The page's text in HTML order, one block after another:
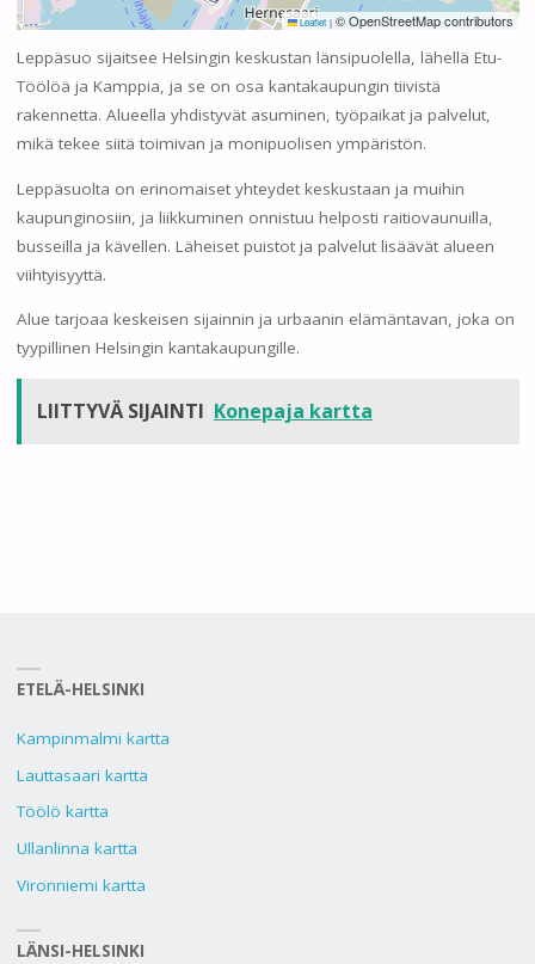
Leaflet |© OpenStreetMap contributors
Leppäsuo sijaitsee Helsingin keskustan länsipuolella, lähellä Etu-
Töölöä ja Kamppia, ja se on osa kantakaupungin tiivistä
rakennetta. Alueella yhdistyvät asuminen, työpaikat ja palvelut,
mikä tekee siitä toimivan ja monipuolisen ympäristön.
Leppäsuolta on erinomaiset yhteydet keskustaan ja muihin
kaupunginosiin, ja liikkuminen onnistuu helposti raitiovaunuilla,
busseilla ja kävellen. Läheiset puistot ja palvelut lisäävät alueen
viihtyisyyttä.
Alue tarjoaa keskeisen sijainnin ja urbaanin elämäntavan, joka on
tyypillinen Helsingin kantakaupungille.
LIITTYVÄ SIJAINTI Konepaja kartta
ETELÄ-HELSINKI
Kampinmalmi kartta
Lauttasaari kartta
Töölö kartta
Ullanlinna kartta
Vironniemi kartta
LÄNSI-HELSINKI